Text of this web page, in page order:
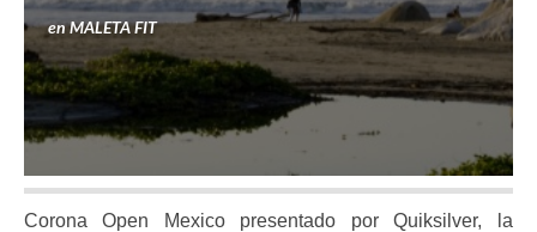
enMALETA FIT
Corona Open Mexico presentado por Quiksilver, la